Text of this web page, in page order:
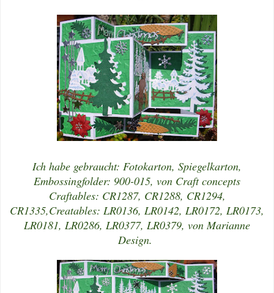
Ich habe gebraucht: Fotokarton, Spiegelkarton,
Embossingfolder: 900-015, von Craft concepts
Craftables: CR1287, CR1288, CR1294,
CR1335,Creatables: LR0136, LR0142, LR0172, LR0173,
LR0181, LR0286, LR0377, LR0379, von Marianne
Design.